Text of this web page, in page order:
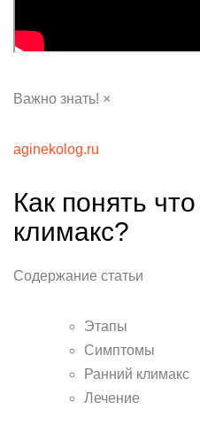
Важно знать! ×
aginekolog.ru
Как понять
климакс?
Содержание статьи
Этапы
Симптомы
Ранний климакс
Лечение